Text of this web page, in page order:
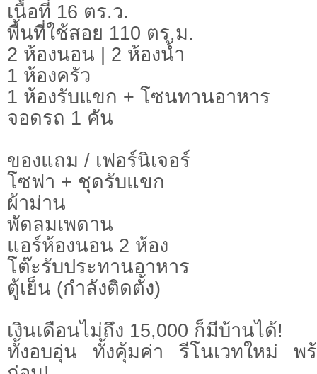
เนื้อที่ 16 ตร.ว.
พื้นที่ใช้สอย 110 ตร.ม.
2 ห้องนอน | 2 ห้องน้ำ
1 ห้องครัว
1 ห้องรับแขก + โซนทานอาหาร
จอดรถ 1 คัน
ของแถม / เฟอร์นิเจอร์
โซฟา + ชุดรับแขก
ผ้าม่าน
พัดลมเพดาน
แอร์ห้องนอน 2 ห้อง
โต๊ะรับประทานอาหาร
ตู้เย็น (กำลังติดตั้ง)
เงินเดือนไม่ถึง 15,000 ก็มีบ้านได้!
ทั้งอบอุ่น ทั้งคุ้มค่า รีโนเวทใหม่ พ